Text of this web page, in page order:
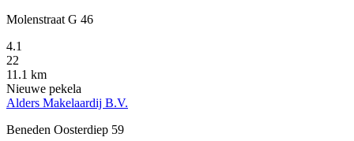
Molenstraat G 46
4.1
22
11.1 km
Nieuwe pekela
Alders Makelaardij B.V.
Beneden Oosterdiep 59